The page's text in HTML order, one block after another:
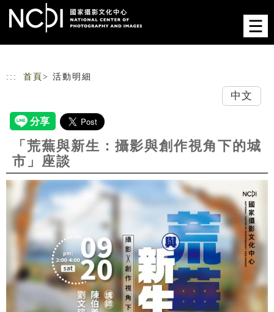
跳到主要內容
網站導覽
::: 首頁 > 活動明細
中文
「荒蕪與新生：攝影與創作視角下的城
市」座談